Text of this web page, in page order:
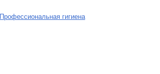
Профессиональная гигиена